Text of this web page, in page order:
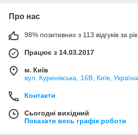
Про нас
98% позитивних з 113 відгуків за рік
Працює з 14.03.2017
м. Київ
вул. Куренівська, 16В, Київ, Україна
Контакти
Сьогодні вихідний
Показати весь графік роботи